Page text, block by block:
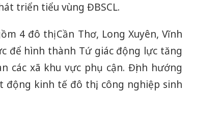
triển tiểu vùng ĐBSCL.
4 đô thị Cần Thơ, Long Xuyên, Vĩnh
để hình thành Tứ giác động lực tăng
các xã khu vực phụ cận. Định hướng
kinh tế đô thị, công nghiệp sinh